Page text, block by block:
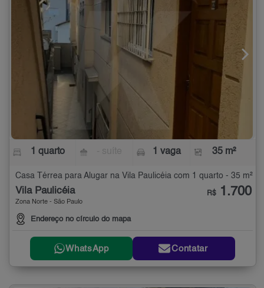
1 quarto 1 vaga 35 m²
Casa Térrea para Alugar na Vila Paulicéia com 1 quarto - 35 m²
Vila Paulicéia
Zona Norte - São Paulo
Endereço no círculo do mapa
R$ 1.700
WhatsApp Contatar